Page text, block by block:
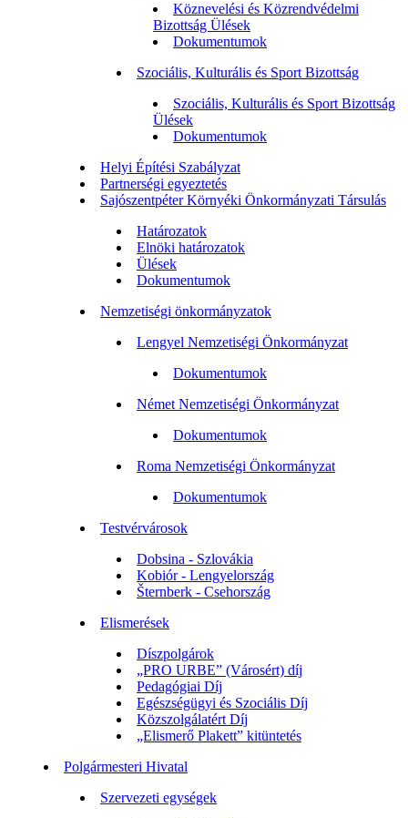
Köznevelési és Közrendvédelmi
Bizottság Ülések
Dokumentumok
Szociális, Kulturális és Sport Bizottság
Szociális, Kulturális és Sport Bizottság
Ülések
Dokumentumok
Helyi Építési Szabályzat
Partnerségi egyeztetés
Sajószentpéter Környéki Önkormányzati Társulás
Határozatok
Elnöki határozatok
Ülések
Dokumentumok
Nemzetiségi önkormányzatok
Lengyel Nemzetiségi Önkormányzat
Dokumentumok
Német Nemzetiségi Önkormányzat
Dokumentumok
Roma Nemzetiségi Önkormányzat
Dokumentumok
Testvérvárosok
Dobsina - Szlovákia
Kobiór - Lengyelország
Šternberk - Csehország
Elismerések
Díszpolgárok
„PRO URBE” (Városért) díj
Pedagógiai Díj
Egészségügyi és Szociális Díj
Közszolgálatért Díj
„Elismerő Plakett” kitüntetés
Polgármesteri Hivatal
Szervezeti egységek